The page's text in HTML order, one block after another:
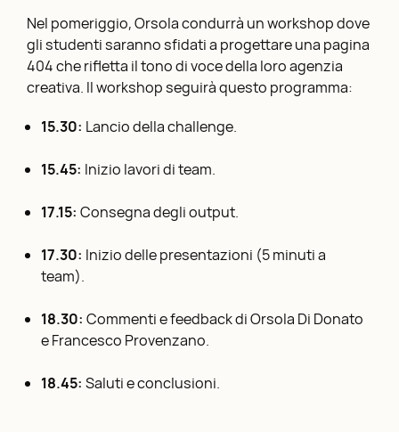
Nel pomeriggio, Orsola condurrà un workshop dove
gli studenti saranno sfidati a progettare una pagina
404 che rifletta il tono di voce della loro agenzia
creativa. Il workshop seguirà questo programma:
15.30: Lancio della challenge.
15.45: Inizio lavori di team.
17.15: Consegna degli output.
17.30: Inizio delle presentazioni (5 minuti a
team).
18.30:Commenti e feedback di Orsola Di Donato
e Francesco Provenzano.
18.45: Saluti e conclusioni.